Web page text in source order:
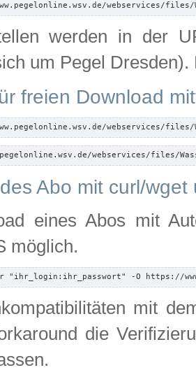
webservices/files/
werden in der
um Pegel
freien Download
webservices/files/
webservices/files/
Abo mit curl/
eines Abos mit
möglich.
-O https://
mit
die